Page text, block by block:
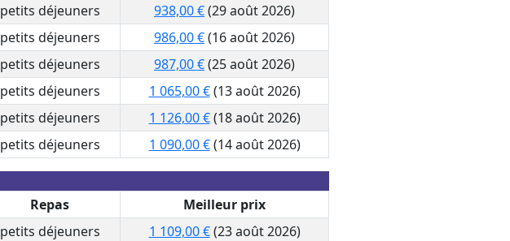
petits déjeuners 938,00 €(29 août 2026)
petits déjeuners 986,00 €(16 août 2026)
petits déjeuners 987,00 €(25 août 2026)
petits déjeuners 1 065,00 €(13 août 2026)
petits déjeuners 1 126,00 €(18 août 2026)
petits déjeuners 1 090,00 €(14 août 2026)
Repas
Meilleur prix
petits déjeuners 1 109,00 €(23 août 2026)